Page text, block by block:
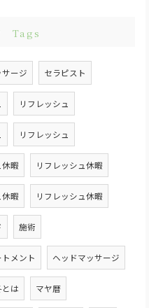
Tags
サージ セラピスト
リフレッシュ
リフレッシュ
休暇 リフレッシュ休暇
休暇 リフレッシュ休暇
施術
メント ヘッドマッサージ
とは マヤ暦